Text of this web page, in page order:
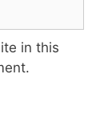
in this